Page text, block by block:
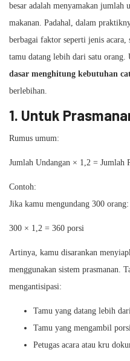
besar adalah menyamakan jumlah
makanan. Padahal, dalam
berbagai faktor seperti jenis
tamu datang lebih dari satu
dasar menghitung kebutuhan
berlebihan.
1. Untuk
Rumus umum:
Jumlah Undangan × 1,2 = Jumlah
Contoh:
Jika kamu mengundang 300 orang:
300 × 1,2 = 360 porsi
Artinya, kamu disarankan
menggunakan sistem prasmanan.
mengantisipasi:
Tamu yang datang lebih
Tamu yang mengambil
Petugas acara atau kru